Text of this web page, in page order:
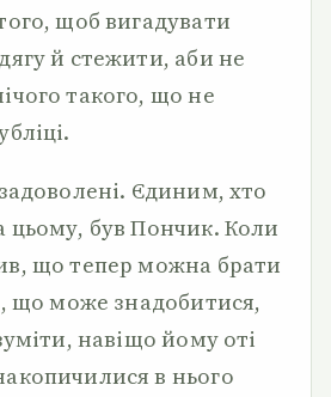
щоб вигадувати
й стежити, аби не
такого, що не
Єдиним, хто
цьому, був Пончик. Коли
що тепер можна брати
що може знадобитися,
навіщо йому оті
в нього